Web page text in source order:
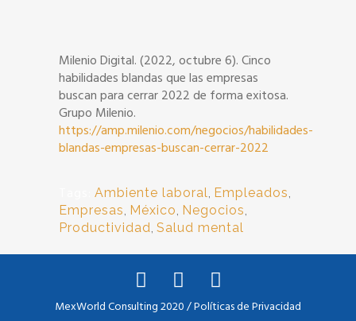
Milenio Digital. (2022, octubre 6). Cinco
habilidades blandas que las empresas
buscan para cerrar 2022 de forma exitosa.
Grupo Milenio.
https://amp.milenio.com/negocios/habilidades-
blandas-empresas-buscan-cerrar-2022
Ambiente laboral, Empleados,
Empresas, México, Negocios,
Productividad, Salud mental
MexWorld Consulting 2020 /Políticas de Privacidad